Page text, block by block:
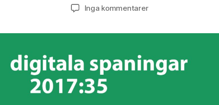
Inga kommentarertill
2017